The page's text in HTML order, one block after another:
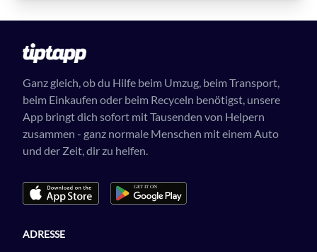
Ganz gleich, ob du Hilfe beim Umzug, beim Transport,
beim Einkaufen oder beim Recyceln benötigst, unsere
App bringt dich sofort mit Tausenden von Helpern
zusammen - ganz normale Menschen mit einem Auto
und der Zeit, dir zu helfen.
ADRESSE